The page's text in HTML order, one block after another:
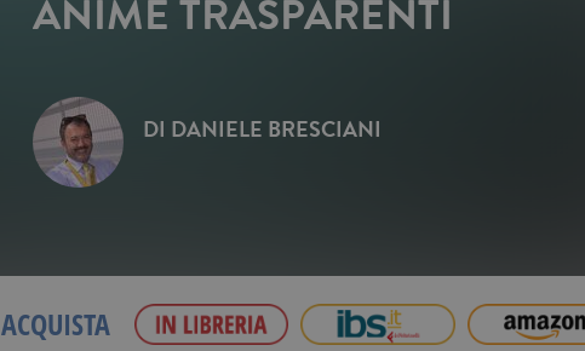
ANIME TRASPARENTI
DI DANIELE BRESCIANI
ACQUISTA